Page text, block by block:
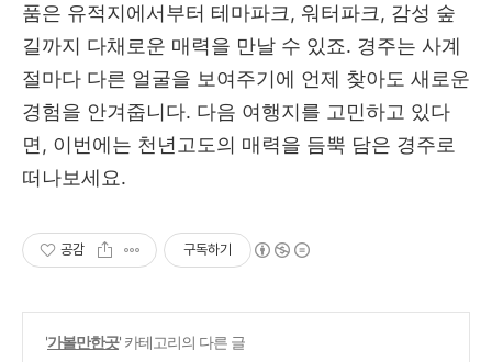
품은 유적지에서부터 테마파크, 워터파크, 감성 숲
길까지 다채로운 매력을 만날 수 있죠. 경주는 사계
절마다 다른 얼굴을 보여주기에 언제 찾아도 새로운
경험을 안겨줍니다. 다음 여행지를 고민하고 있다
면, 이번에는 천년고도의 매력을 듬뿍 담은 경주로
떠나보세요.
공감 구독하기
'가볼만한곳' 카테고리의 다른 글